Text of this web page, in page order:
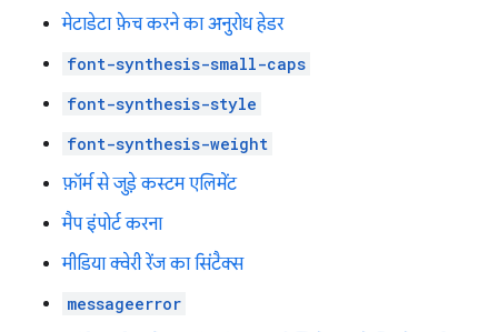
मेटाडेटा फ़ेच करने का अनुरोध हेडर
font-synthesis-small-caps
font-synthesis-style
font-synthesis-weight
फ़ॉर्म से जुड़े कस्टम एलिमेंट
मैप इंपोर्ट करना
मीडिया क्वेरी रेंज का सिंटैक्स
messageerror